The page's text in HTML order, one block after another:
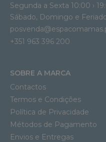
Segunda a Sexta 10:00 ›
Sábado, Domingo e
+351 963 396 200
SOBRE A MARCA
Contactos
Termos e Condições
Política de Privacidade
Métodos de Pagamento
Envios e Entregas